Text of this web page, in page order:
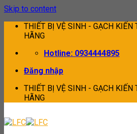
Skip to content
THIẾT BỊ VỆ SINH - GẠCH KIẾN
HÃNG
Hotline: 0934444895
Đăng nhập
THIẾT BỊ VỆ SINH - GẠCH KIẾN
HÃNG